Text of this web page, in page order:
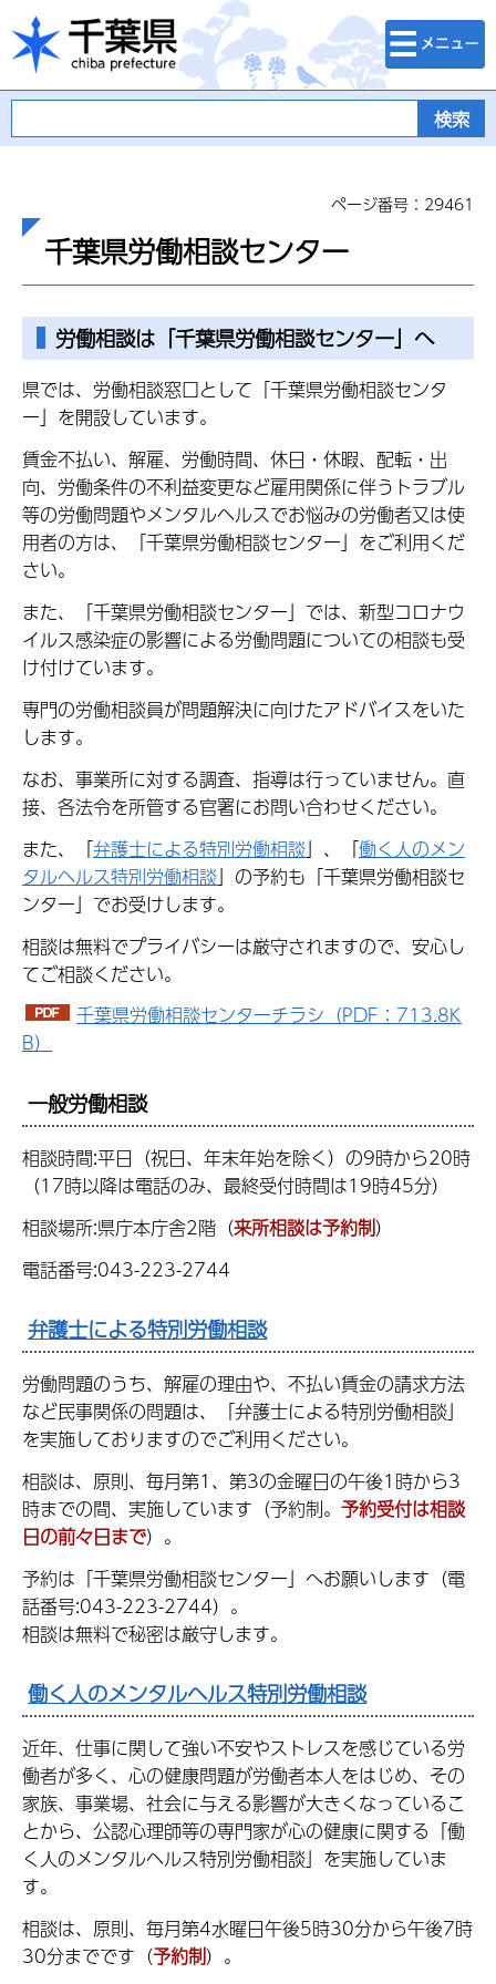
千葉県
検索・メニュ
ー
ページ番号：29461
千葉県労働相談センター
労働相談は「千葉県労働相談センター」へ
県では、労働相談窓口として「千葉県労働相談センタ
ー」を開設しています。
賃金不払い、解雇、労働時間、休日・休暇、配転・出
向、労働条件の不利益変更など雇用関係に伴うトラブル
等の労働問題やメンタルヘルスでお悩みの労働者又は使
用者の方は、「千葉県労働相談センター」をご利用くだ
さい。
また、「千葉県労働相談センター」では、新型コロナウ
イルス感染症の影響による労働問題についての相談も受
け付けています。
専門の労働相談員が問題解決に向けたアドバイスをいた
します。
なお、事業所に対する調査、指導は行っていません。直
接、各法令を所管する官署にお問い合わせください。
また、「弁護士による特別労働相談」、「働く人のメン
タルヘルス特別労働相談」の予約も「千葉県労働相談セ
ンター」でお受けします。
相談は無料でプライバシーは厳守されますので、安心し
てご相談ください。
千葉県労働相談センターチラシ（PDF：713.8K
B）
一般労働相談
相談時間:平日（祝日、年末年始を除く）の9時から20時
（17時以降は電話のみ、最終受付時間は19時45分）
相談場所:県庁本庁舎2階（来所相談は予約制）
電話番号:043-223-2744
弁護士による特別労働相談
労働問題のうち、解雇の理由や、不払い賃金の請求方法
など民事関係の問題は、「弁護士による特別労働相談」
を実施しておりますのでご利用ください。
相談は、原則、毎月第1、第3の金曜日の午後1時から3
時までの間、実施しています（予約制。 予約受付は相談
日の前々日まで）。
予約は「千葉県労働相談センター」へお願いします（電
話番号:043-223-2744）。
相談は無料で秘密は厳守します。
働く人のメンタルヘルス特別労働相談
近年、仕事に関して強い不安やストレスを感じている労
働者が多く、心の健康問題が労働者本人をはじめ、その
家族、事業場、社会に与える影響が大きくなっているこ
とから、公認心理師等の専門家が心の健康に関する「働
く人のメンタルヘルス特別労働相談」を実施していま
す。
相談は、原則、毎月第4水曜日午後5時30分から午後7時
30分までです（予約制）。